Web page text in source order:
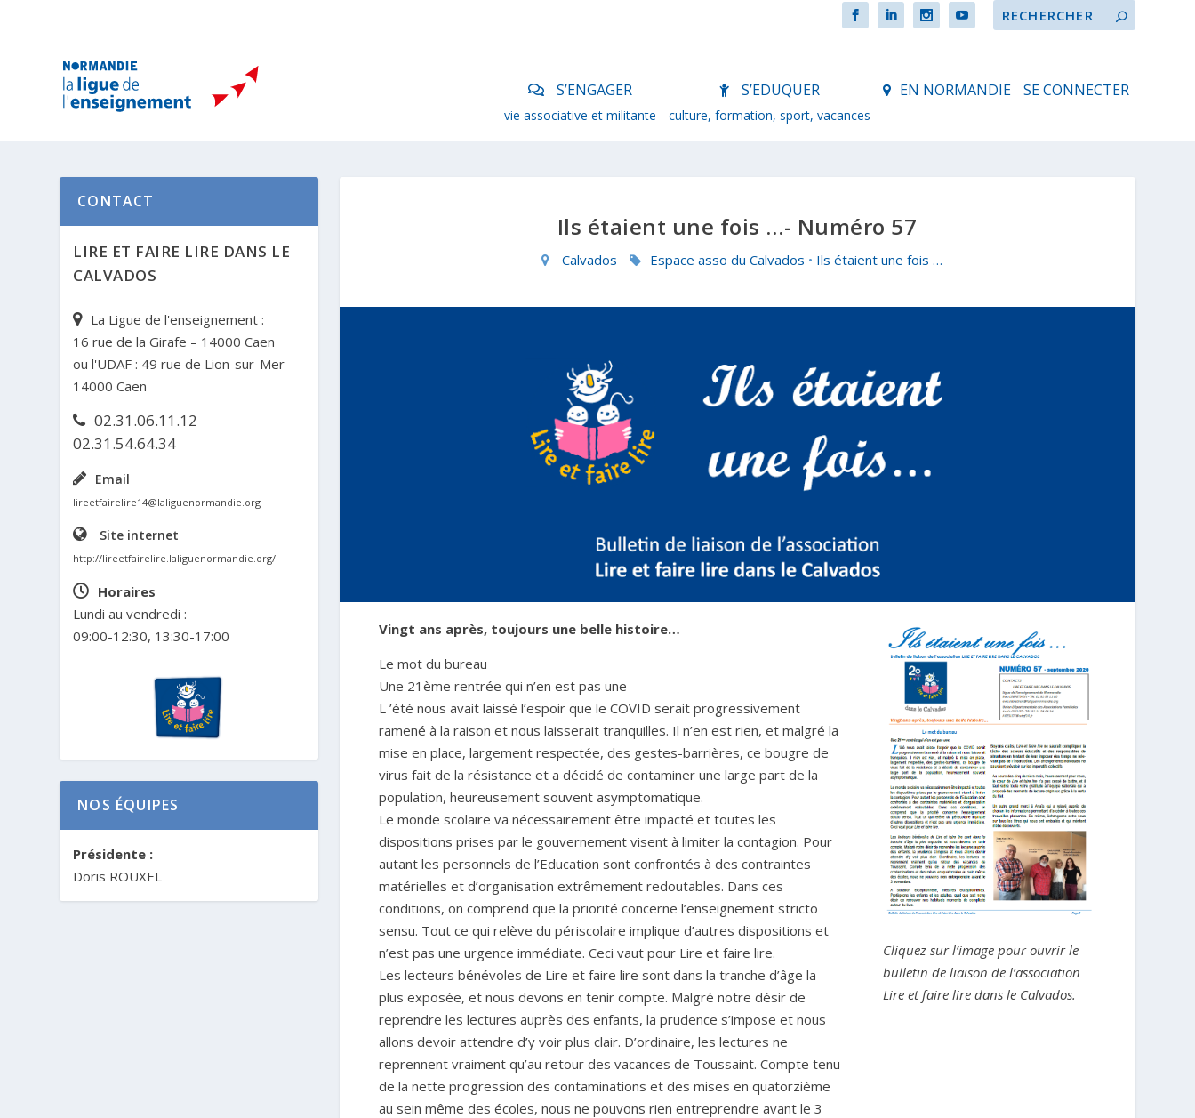
S’ENGAGER
vie associative et militante
S’EDUQUER
culture, formation, sport, vacances
EN NORMANDIE SE CONNECTER
Ils étaient une fois …- Numéro 57
Calvados Espace asso du Calvados • Ils étaient une fois …
Vingt ans après, toujours une belle histoire…
Le mot du bureau
Une 21ème rentrée qui n’en est pas une
L ’été nous avait laissé l’espoir que le COVID serait progressivement
ramené à la raison et nous laisserait tranquilles. Il n’en est rien, et malgré la
mise en place, largement respectée, des gestes-barrières, ce bougre de
virus fait de la résistance et a décidé de contaminer une large part de la
population, heureusement souvent asymptomatique.
Le monde scolaire va nécessairement être impacté et toutes les
dispositions prises par le gouvernement visent à limiter la contagion. Pour
autant les personnels de l’Education sont confrontés à des contraintes
matérielles et d’organisation extrêmement redoutables. Dans ces
conditions, on comprend que la priorité concerne l’enseignement stricto
sensu. Tout ce qui relève du périscolaire implique d’autres dispositions et
n’est pas une urgence immédiate. Ceci vaut pour Lire et faire lire.
Les lecteurs bénévoles de Lire et faire lire sont dans la tranche d’âge la
plus exposée, et nous devons en tenir compte. Malgré notre désir de
reprendre les lectures auprès des enfants, la prudence s’impose et nous
allons devoir attendre d’y voir plus clair. D’ordinaire, les lectures ne
reprennent vraiment qu’au retour des vacances de Toussaint. Compte tenu
de la nette progression des contaminations et des mises en quatorzième
au sein même des écoles, nous ne pouvons rien entreprendre avant le 3
Cliquez sur l’image pour ouvrir le
bulletin de liaison de l’association
Lire et faire lire dans le Calvados.
CONTACT
LIRE ET FAIRE LIRE DANS LE
CALVADOS
La Ligue de l'enseignement :
16 rue de la Girafe – 14000 Caen
ou l'UDAF : 49 rue de Lion-sur-Mer -
14000 Caen
02.31.06.11.12
02.31.54.64.34
Email
lireetfairelire14@laliguenormandie.org
Site internet
http://lireetfairelire.laliguenormandie.org/
Horaires
Lundi au vendredi :
09:00-12:30, 13:30-17:00
NOS ÉQUIPES
Présidente :
Doris ROUXEL